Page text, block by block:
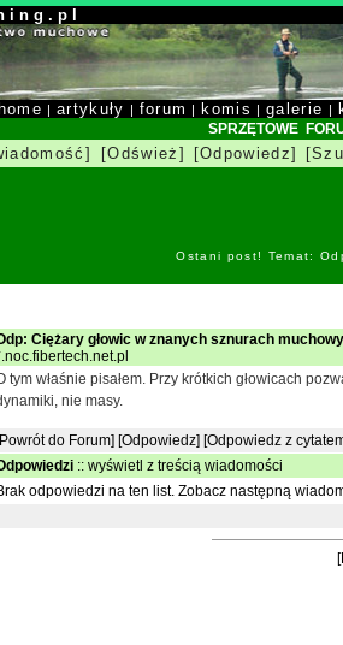
i n g . p l
home |artykuły | forum | komis |galerie |
SPRZĘTOWE
[Odśwież] [Odpowiedz]
Ostani post! Temat:
Ciężary głowic w znanych sznurach
tym właśnie pisałem. Przy krótkich głowicach
nie masy.
do Forum] [Odpowiedz] [Odpowiedz z
:: wyświetl z treścią wiadomości
odpowiedzi na ten list. Zobacz następną